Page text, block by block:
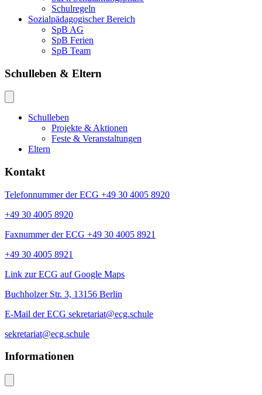
Schulregeln
Sozialpädagogischer Bereich
SpB AG
SpB Ferien
SpB Team
Schulleben & Eltern
Schulleben
Projekte & Aktionen
Feste & Veranstaltungen
Eltern
Kontakt
Telefonnummer der ECG +49 30 4005 8920
+49 30 4005 8920
Faxnummer der ECG +49 30 4005 8921
+49 30 4005 8921
Link zur ECG auf Google Maps
Buchholzer Str. 3, 13156 Berlin
E-Mail der ECG sekretariat@ecg.schule
sekretariat@ecg.schule
Informationen